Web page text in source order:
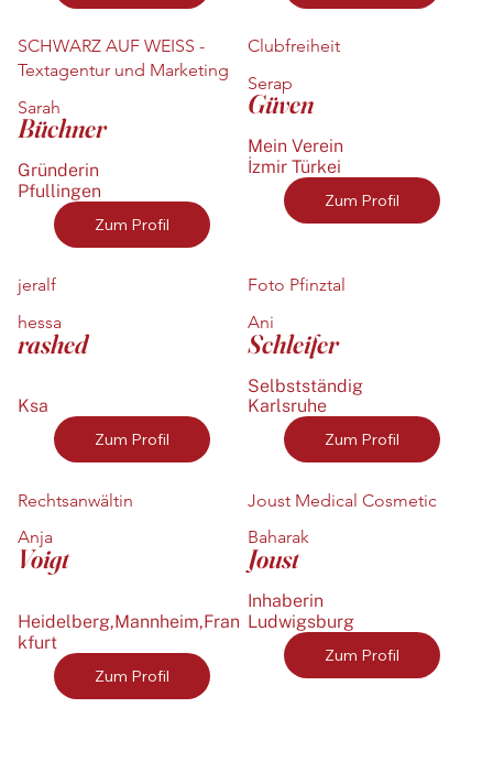
SCHWARZ AUF WEISS -
Textagentur und Marketing
Sarah
Büchner
Gründerin
Pfullingen
Zum Profil
Clubfreiheit
Serap
Güven
Mein Verein
İzmir Türkei
Zum Profil
jeralf
hessa
rashed
Ksa
Zum Profil
Foto Pfinztal
Ani
Schleifer
Selbstständig
Karlsruhe
Zum Profil
Rechtsanwältin
Anja
Voigt
Heidelberg,Mannheim,Fran
kfurt
Zum Profil
Joust Medical Cosmetic
Baharak
Joust
Inhaberin
Ludwigsburg
Zum Profil